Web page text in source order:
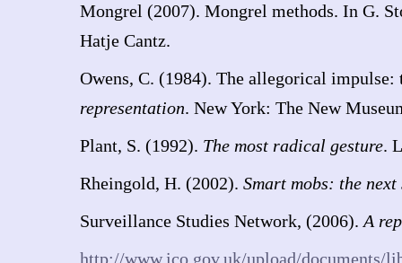
Mongrel (2007). Mongrel methods. In G.
Hatje Cantz.
Owens, C. (1984). The allegorical
representation. New York: The New
Plant, S. (1992). The most radical gesture.
Rheingold, H. (2002). Smart mobs: the
Surveillance Studies Network, (2006). A
http://www.ico.gov.uk/upload/documents/